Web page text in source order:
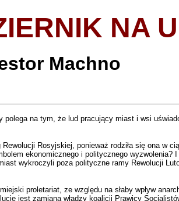
NA
Machno
na tym, że lud pracujący miast i wsi
Rosyjskiej, ponieważ rodziła się ona w
ekonomicznego i politycznego wyzwolenia?
wykroczyli poza polityczne ramy Rewolucji
proletariat, ze względu na słaby wpływ
jest zamiana władzy koalicji Prawicy